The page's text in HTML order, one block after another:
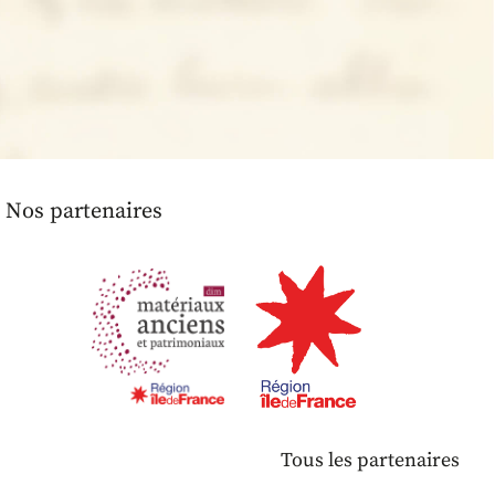
Nos partenaires
Tous les partenaires